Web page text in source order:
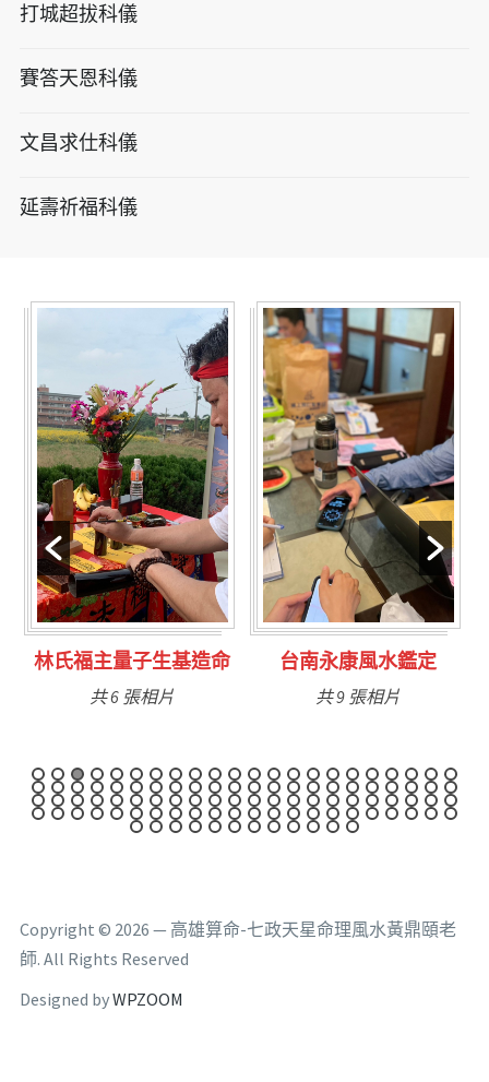
打城超拔科儀
賽答天恩科儀
文昌求仕科儀
延壽祈福科儀
林氏福主量子生基造命
共 6 張相片
台南永康風水鑑定
共 9 張相片
Copyright © 2026 — 高雄算命-七政天星命理風水黃鼎頤老
師. All Rights Reserved
Designed byWPZOOM